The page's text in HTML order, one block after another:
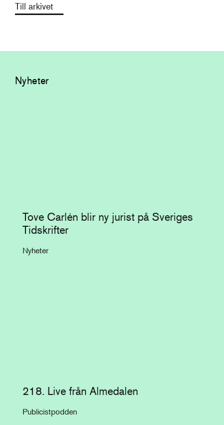
Till arkivet
Nyheter
Tove Carlén blir ny jurist på Sveriges
Tidskrifter
Nyheter
218. Live från Almedalen
Publicistpodden